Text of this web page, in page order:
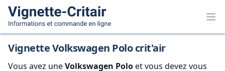
Vignette Volkswagen Polo crit'air
Vous avez uneVolkswagen Poloet vous devez vous